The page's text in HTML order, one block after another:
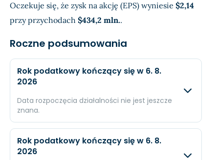
Oczekuje się, że zysk na akcję (EPS) wyniesie $2,14
przy przychodach $434,2 mln..
Roczne podsumowania
Rok podatkowy kończący się w 6. 8.
2026
Data rozpoczęcia działalności nie jest jeszcze
znana.
Przychody
Rok podatkowy kończący się w 6. 8.
2026